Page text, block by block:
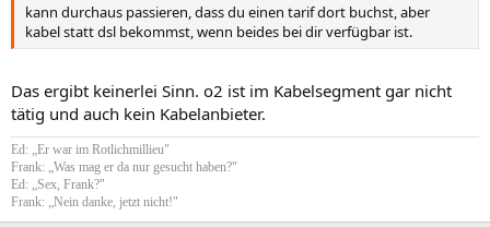
kann durchaus passieren, dass du einen tarif dort buchst, aber
kabel statt dsl bekommst, wenn beides bei dir verfügbar ist.
Das ergibt keinerlei Sinn. o2 ist im Kabelsegment gar nicht
tätig und auch kein Kabelanbieter.
Ed: „Er war im Rotlichmillieu"
Frank: „Was mag er da nur gesucht haben?"
Ed: „Sex, Frank?"
Frank: „Nein danke, jetzt nicht!"